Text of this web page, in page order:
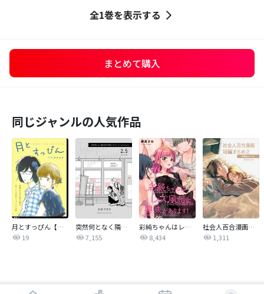
全1巻を表示する
まとめて購入
同じジャンルの人気作品
月とすっぴん【単話】
19
突然何となく隣の席の同僚と…
7,155
彩純ちゃんはレズ風俗に興味があります！ 連載版
8,434
社会人百合漫画短編まとめ
1,311